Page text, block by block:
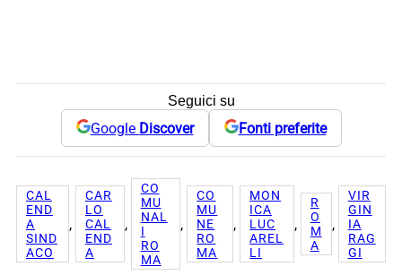
Seguici su
Google Discover Fonti preferite
CAL
END
A
SIND
ACO
,
CAR
LO
CAL
END
A
,
CO
MU
NAL
I
RO
MA
,
CO
MU
NE
RO
MA
,
MON
ICA
LUC
AREL
LI
,
R
O
M
A
,
VIR
GIN
IA
RAG
GI